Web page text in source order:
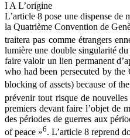
I A L’origine
L’article 8 pose une dispense de
la Quatrième Convention de
traitera pas comme étrangers
lumière une double singularité
faire valoir un lien permanent
who had been persecuted by
blocking of assets) because of
prévenir tout risque de
premiers devant faire l’objet de
des périodes de guerres aux
of peace »6. L’article 8 reprend